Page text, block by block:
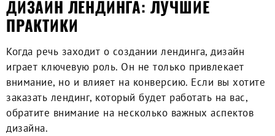
ДИЗАЙН ЛЕНДИНГА: ЛУЧШИЕ
ПРАКТИКИ
Когда речь заходит о создании лендинга, дизайн
играет ключевую роль. Он не только привлекает
внимание, но и влияет на конверсию. Если вы хотите
заказать лендинг, который будет работать на вас,
обратите внимание на несколько важных аспектов
дизайна.